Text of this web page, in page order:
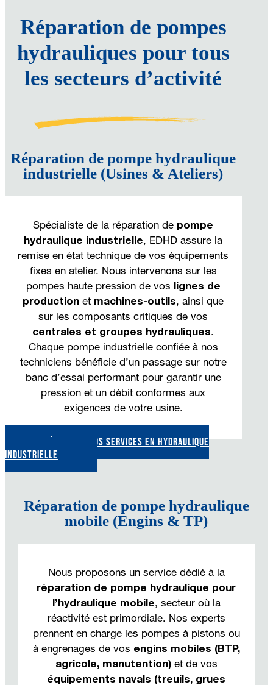
Réparation de pompes
hydrauliques pour tous
les secteurs d’activité
Réparation de pompe hydraulique
industrielle (Usines & Ateliers)
Spécialiste de la réparation de pompe
hydraulique industrielle, EDHD assure la
remise en état technique de vos équipements
fixes en atelier. Nous intervenons sur les
pompes haute pression de vos lignes de
production et machines-outils, ainsi que
sur les composants critiques de vos
centrales et groupes hydrauliques.
Chaque pompe industrielle confiée à nos
techniciens bénéficie d’un passage sur notre
banc d’essai performant pour garantir une
pression et un débit conformes aux
exigences de votre usine.
DÉCOUVRIR NOS SERVICES EN HYDRAULIQUE
INDUSTRIELLE
Réparation de pompe hydraulique
mobile (Engins & TP)
Nous proposons un service dédié à la
réparation de pompe hydraulique pour
l’hydraulique mobile, secteur où la
réactivité est primordiale. Nos experts
prennent en charge les pompes à pistons ou
à engrenages de vos engins mobiles (BTP,
agricole, manutention)et de vos
équipements navals (treuils, grues